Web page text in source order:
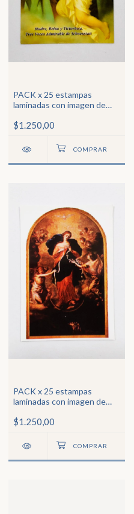
PACK x 25 estampas
laminadas con imagen de
$1.250,00
PACK x 25 estampas
laminadas con imagen de
$1.250,00